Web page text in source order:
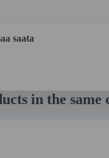
saata
in the same